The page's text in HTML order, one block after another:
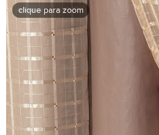
clique para zoom